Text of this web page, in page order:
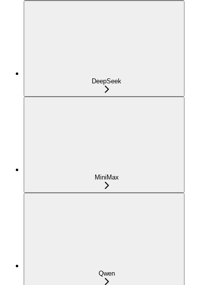
DeepSeek
MiniMax
Qwen